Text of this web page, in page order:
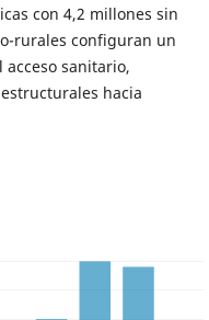
con 4,2 millones sin
rurales configuran un
sanitario,
hacia